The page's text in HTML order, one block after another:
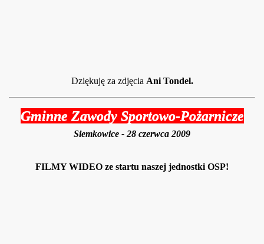
Dziękuję za zdjęcia Ani Tondel.
Gminne Zawody Sportowo-Pożarnicze
Siemkowice - 28 czerwca 2009
FILMY WIDEO ze startu naszej jednostki OSP!